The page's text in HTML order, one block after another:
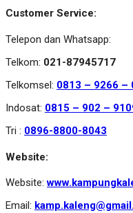
Customer Service:
Telepon dan Whatsapp:
Telkom: 021-87945717
Telkomsel: 0813 – 9266 –
Indosat: 0815 – 902 –
Tri : 0896-8800-8043
Website:
Website:
Email: